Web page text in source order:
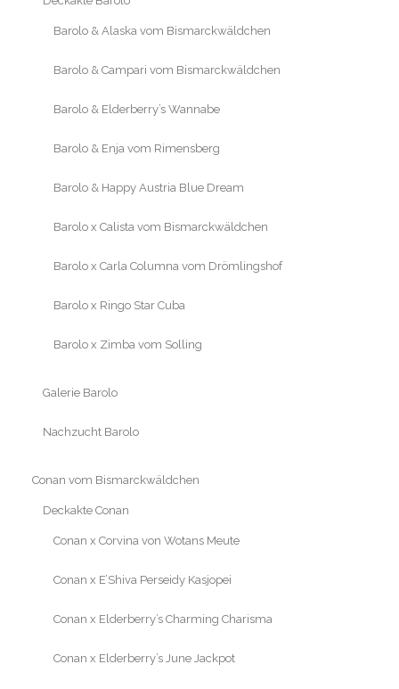
Barolo & Alaska vom Bismarckwäldchen
Barolo & Campari vom Bismarckwäldchen
Barolo & Elderberry’s Wannabe
Barolo & Enja vom Rimensberg
Barolo & Happy Austria Blue Dream
Barolo x Calista vom Bismarckwäldchen
Barolo x Carla Columna vom Drömlingshof
Barolo x Ringo Star Cuba
Barolo x Zimba vom Solling
Galerie Barolo
Nachzucht Barolo
Conan vom Bismarckwäldchen
Deckakte Conan
Conan x Corvina von Wotans Meute
Conan x E’Shiva Perseidy Kasjopei
Conan x Elderberry’s Charming Charisma
Conan x Elderberry’s June Jackpot